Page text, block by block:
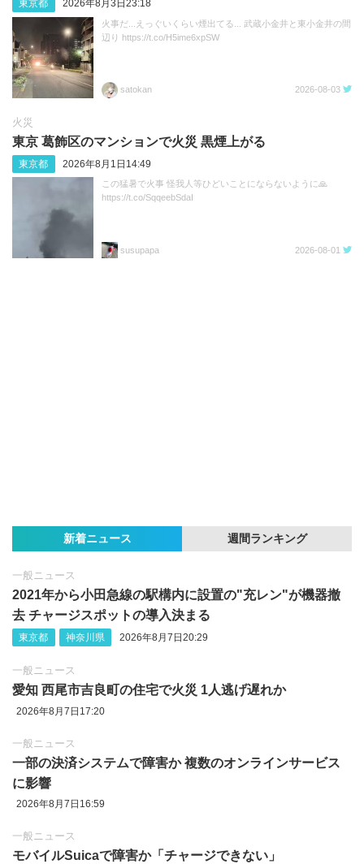
東京都 2026年8月3日23:18
火事だ...えっぐいくらい煙出てる... 武蔵小金井と東小金井の間
辺り https://t.co/H5ime6xpSW
satokan 2026-08-03
火災
東京 葛飾区のマンションで火災 黒煙上がる
東京都 2026年8月1日14:49
この猛暑で火事 怪我人等ひどいことにならないように🙏
https://t.co/SqqeebSdaI
susupapa 2026-08-01
新着ニュース 週間ランキング
一般ニュース
2021年から小田急線の駅構内に設置の"充レン"が機器撤
去 チャージスポットの導入決まる
東京都 神奈川県 2026年8月7日20:29
一般ニュース
愛知 西尾市吉良町の住宅で火災 1人逃げ遅れか
2026年8月7日17:20
一般ニュース
一部の決済システムで障害か 複数のオンラインサービス
に影響
2026年8月7日16:59
一般ニュース
モバイルSuicaで障害か「チャージできない」